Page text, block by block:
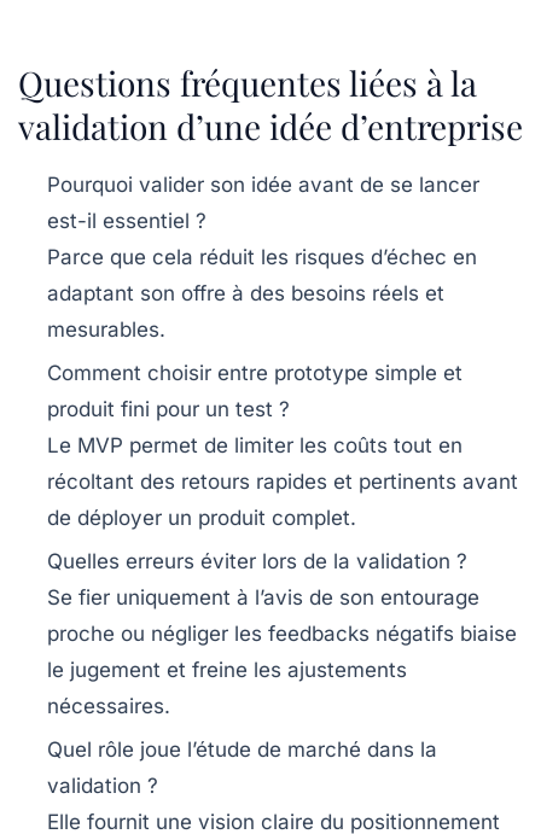
Questions fréquentes liées à la
validation d’une idée d’entreprise
Pourquoi valider son idée avant de se lancer
est-il essentiel ?
Parce que cela réduit les risques d’échec en
adaptant son offre à des besoins réels et
mesurables.
Comment choisir entre prototype simple et
produit fini pour un test ?
Le MVP permet de limiter les coûts tout en
récoltant des retours rapides et pertinents avant
de déployer un produit complet.
Quelles erreurs éviter lors de la validation ?
Se fier uniquement à l’avis de son entourage
proche ou négliger les feedbacks négatifs biaise
le jugement et freine les ajustements
nécessaires.
Quel rôle joue l’étude de marché dans la
validation ?
Elle fournit une vision claire du positionnement